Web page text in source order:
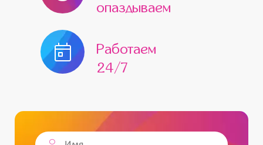
опаздываем
Работаем
24/7